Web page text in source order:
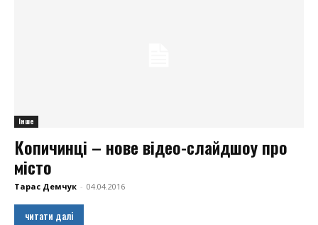
Інше
Копичинці – нове відео-слайдшоу про
місто
Тарас Демчук - 04.04.2016
читати далі